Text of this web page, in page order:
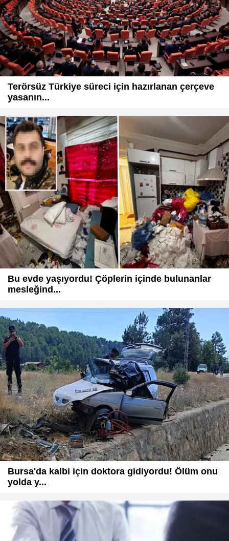
Terörsüz Türkiye süreci için hazırlanan çerçeve
yasanın...
Bu evde yaşıyordu! Çöplerin içinde bulunanlar
mesleğind...
Bursa'da kalbi için doktora gidiyordu! Ölüm onu
yolda y...